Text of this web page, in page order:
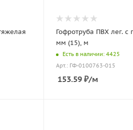
Гофротруба ПВХ лег. с
мм (15), м
Есть в наличии: 4425
Арт.: ГФ-0100763-015
153.59₽/м